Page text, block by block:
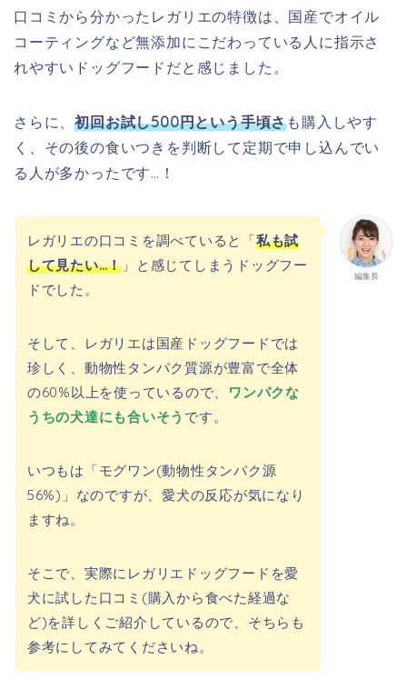
口コミから分かったレガリエの特徴は、国産でオイル
コーティングなど無添加にこだわっている人に指示さ
れやすいドッグフードだと感じました。
さらに、初回お試し500円という手頃さも購入しやす
く、その後の食いつきを判断して定期で申し込んでい
る人が多かったです…！
編集長
レガリエの口コミを調べていると「私も試
して見たい…！ 」と感じてしまうドッグフー
ドでした。
そして、レガリエは国産ドッグフードでは
珍しく、動物性タンパク質源が豊富で全体
の60%以上を使っているので、 ワンパクな
うちの犬達にも合いそう です。
いつもは「モグワン(動物性タンパク源
56%)」なのですが、愛犬の反応が気になり
ますね。
そこで、実際にレガリエドッグフードを愛
犬に試した口コミ(購入から食べた経過な
ど)を詳しくご紹介しているので、そちらも
参考にしてみてくださいね。